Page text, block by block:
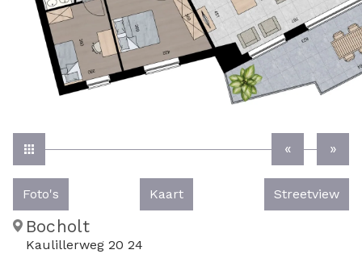
Bocholt
Kaulillerweg 20 24
Foto's Kaart Streetview